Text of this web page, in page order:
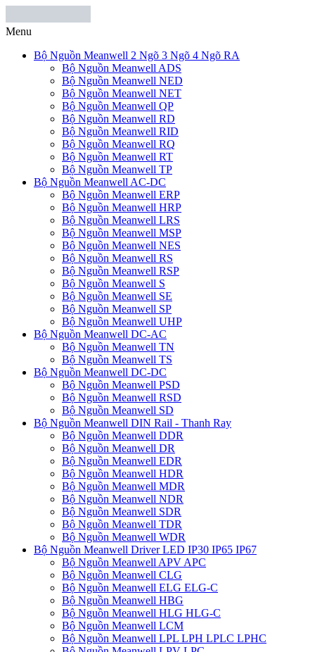
Menu
Bộ Nguồn Meanwell 2 Ngõ 3 Ngõ 4 Ngõ RA
Bộ Nguồn Meanwell ADS
Bộ Nguồn Meanwell NED
Bộ Nguồn Meanwell NET
Bộ Nguồn Meanwell QP
Bộ Nguồn Meanwell RD
Bộ Nguồn Meanwell RID
Bộ Nguồn Meanwell RQ
Bộ Nguồn Meanwell RT
Bộ Nguồn Meanwell TP
Bộ Nguồn Meanwell AC-DC
Bộ Nguồn Meanwell ERP
Bộ Nguồn Meanwell HRP
Bộ Nguồn Meanwell LRS
Bộ Nguồn Meanwell MSP
Bộ Nguồn Meanwell NES
Bộ Nguồn Meanwell RS
Bộ Nguồn Meanwell RSP
Bộ Nguồn Meanwell S
Bộ Nguồn Meanwell SE
Bộ Nguồn Meanwell SP
Bộ Nguồn Meanwell UHP
Bộ Nguồn Meanwell DC-AC
Bộ Nguồn Meanwell TN
Bộ Nguồn Meanwell TS
Bộ Nguồn Meanwell DC-DC
Bộ Nguồn Meanwell PSD
Bộ Nguồn Meanwell RSD
Bộ Nguồn Meanwell SD
Bộ Nguồn Meanwell DIN Rail - Thanh Ray
Bộ Nguồn Meanwell DDR
Bộ Nguồn Meanwell DR
Bộ Nguồn Meanwell EDR
Bộ Nguồn Meanwell HDR
Bộ Nguồn Meanwell MDR
Bộ Nguồn Meanwell NDR
Bộ Nguồn Meanwell SDR
Bộ Nguồn Meanwell TDR
Bộ Nguồn Meanwell WDR
Bộ Nguồn Meanwell Driver LED IP30 IP65 IP67
Bộ Nguồn Meanwell APV APC
Bộ Nguồn Meanwell CLG
Bộ Nguồn Meanwell ELG ELG-C
Bộ Nguồn Meanwell HBG
Bộ Nguồn Meanwell HLG HLG-C
Bộ Nguồn Meanwell LCM
Bộ Nguồn Meanwell LPL LPH LPLC LPHC